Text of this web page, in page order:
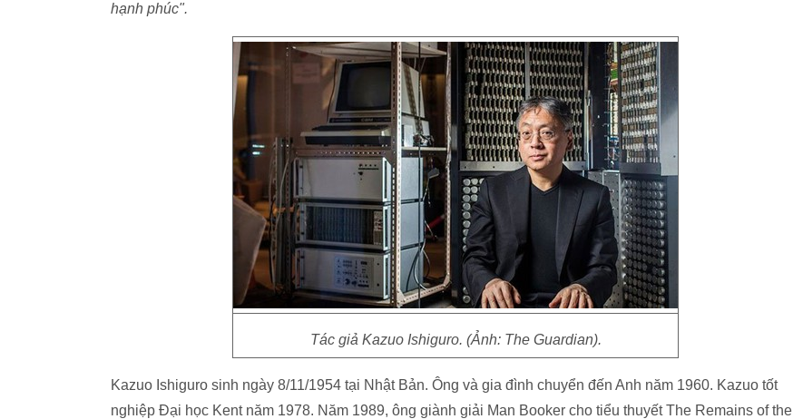
hạnh phúc".
Tác giả Kazuo Ishiguro. (Ảnh: The Guardian).
Kazuo Ishiguro sinh ngày 8/11/1954 tại Nhật Bản. Ông và gia đình chuyển đến Anh năm 1960. Kazuo tốt
nghiệp Đại học Kent năm 1978. Năm 1989, ông giành giải Man Booker cho tiểu thuyết The Remains of the